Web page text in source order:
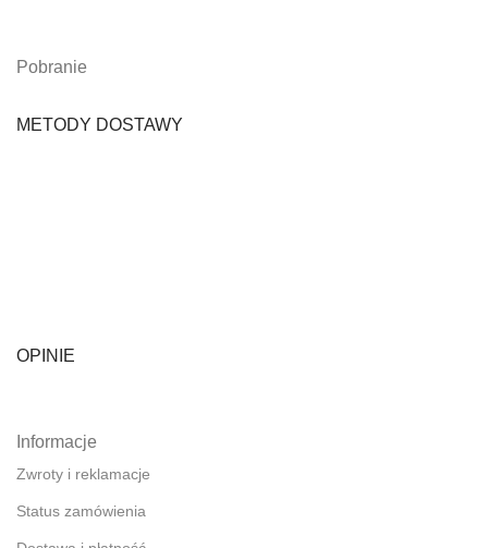
Pobranie
METODY DOSTAWY
OPINIE
Informacje
Zwroty i reklamacje
Status zamówienia